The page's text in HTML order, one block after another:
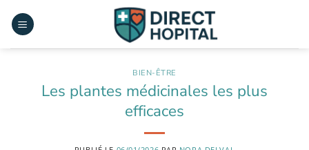
au
BIEN-ÊTRE
Les plantes médicinales les plus
efficaces